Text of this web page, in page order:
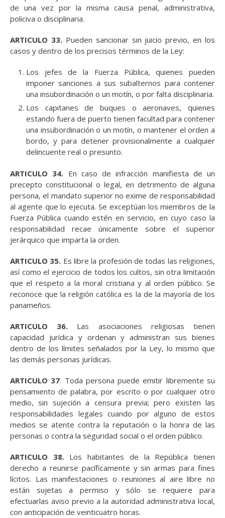
de una vez por la misma causa penal, administrativa,
policiva o disciplinaria.
ARTICULO 33.Pueden sancionar sin juicio previo, en los
casos y dentro de los precisos términos de la Ley:
Los jefes de la Fuerza Pública, quienes pueden
imponer sanciones a sus subalternos para contener
una insubordinación o un motín, o por falta disciplinaria.
Los capitanes de buques o aeronaves, quienes
estando fuera de puerto tienen facultad para contener
una insubordinación o un motín, o mantener el orden a
bordo, y para detener provisionalmente a cualquier
delincuente real o presunto.
ARTICULO 34. En caso de infracción manifiesta de un
precepto constitucional o legal, en detrimento de alguna
persona, el mandato superior no exime de responsabilidad
al agente que lo ejecuta. Se exceptúan los miembros de la
Fuerza Pública cuando estén en servicio, en cuyo caso la
responsabilidad recae únicamente sobre el superior
jerárquico que imparta la orden.
ARTICULO 35. Es libre la profesión de todas las religiones,
así como el ejercicio de todos los cultos, sin otra limitación
que el respeto a la moral cristiana y al orden público. Se
reconoce que la religión católica es la de la mayoría de los
panameños.
ARTICULO 36. Las asociaciones religiosas tienen
capacidad jurídica y ordenan y administran sus bienes
dentro de los límites señalados por la Ley, lo mismo que
las demás personas jurídicas.
ARTICULO 37. Toda persona puede emitir libremente su
pensamiento de palabra, por escrito o por cualquier otro
medio, sin sujeción a censura previa; pero existen las
responsabilidades legales cuando por alguno de estos
medios se atente contra la reputación o la honra de las
personas o contra la seguridad social o el orden público.
ARTICULO 38.Los habitantes de la República tienen
derecho a reunirse pacíficamente y sin armas para fines
lícitos. Las manifestaciones o reuniones al aire libre no
están sujetas a permiso y sólo se requiere para
efectuarlas aviso previo a la autoridad administrativa local,
con anticipación de veinticuatro horas.